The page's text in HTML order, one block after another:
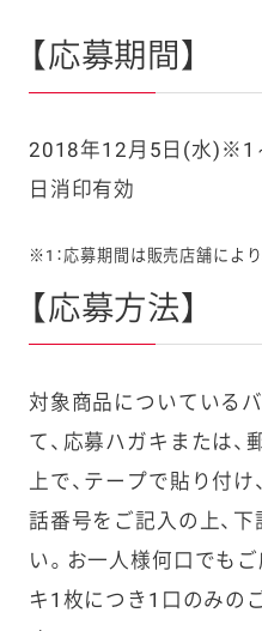
【応募期間】
2018年12月5日(水)※1
日消印有効
※1：応募期間は販売店舗により
【応募方法】
対象商品についている
て、応募ハガキまたは
上で、テープで貼り付け
話番号をご記入の上、
い。お一人様何口でも
キ1枚につき1口のみの